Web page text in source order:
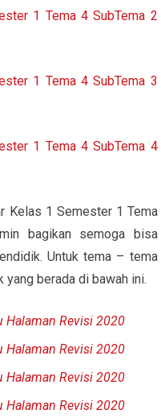
1 Tema 4 SubTema 2
1 Tema 4 SubTema 3
1 Tema 4 SubTema 4
Kelas 1 Semester 1 Tema
bagikan semoga bisa
Untuk tema – tema
yang berada di bawah ini.
Halaman Revisi 2020
Halaman Revisi 2020
Halaman Revisi 2020
Halaman Revisi 2020